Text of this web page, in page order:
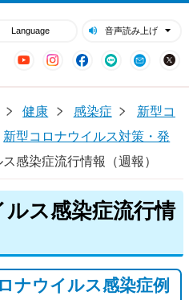
Language 音声読み上げ
YouTubeInstagram
Facebook
LINE Mail
健康 感染症
新型コ
新型コロナウイルス対策・発
感染症流行情報（週報）
ス感染症流行情
ナウイルス感染症例